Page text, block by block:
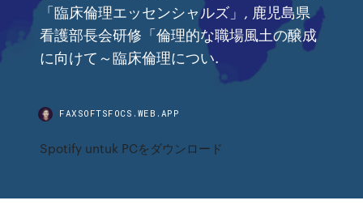
「臨床倫理エッセンシャルズ」, 鹿児島県
看護部長会研修「倫理的な職場風土の醸成
に向けて～臨床倫理につい.
FAXSOFTSFOCS.WEB.APP
Spotify untuk PCをダウンロード